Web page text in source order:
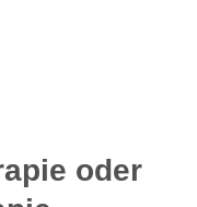
oder